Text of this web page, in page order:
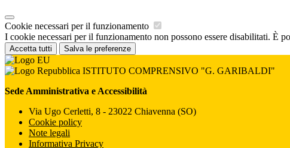
Cookie necessari per il funzionamento
I cookie necessari per il funzionamento non possono essere disabilitati. È
Accetta tutti Salva le preferenze
ISTITUTO COMPRENSIVO "G. GARIBALDI"
Sede Amministrativa e Accessibilità
Via Ugo Cerletti, 8 - 23022 Chiavenna (SO)
Cookie policy
Note legali
Informativa Privacy